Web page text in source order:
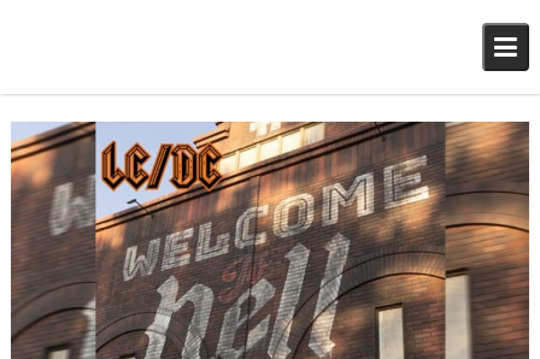
2026-04-28 François M Festival,LC/DC,Podcasts